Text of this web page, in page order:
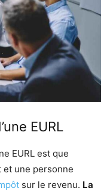
EURL
EURL est que
et une personne
sur le revenu. La